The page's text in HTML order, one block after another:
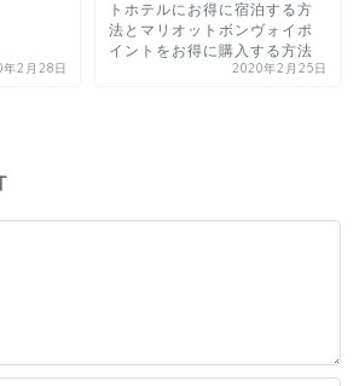
2月28日
トホテルにお得に宿泊する方
法とマリオットボンヴォイポ
イントをお得に購入する方法
2020年2月25日